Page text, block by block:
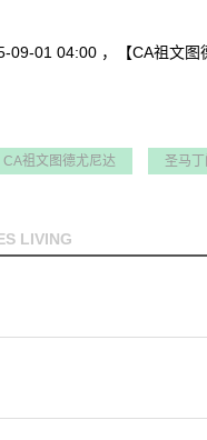
09-01 04:00 ，【CA祖文
CA祖文图德尤尼达 圣马
LIVING